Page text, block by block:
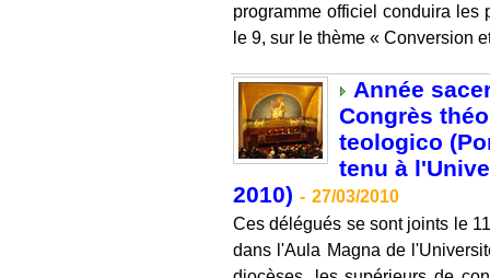
programme officiel conduira les
le 9, sur le thème « Conversion
Année
Congrès
teologico
tenu à
2010) - 27/03/2010
Ces délégués se sont joints le
dans l'Aula Magna de